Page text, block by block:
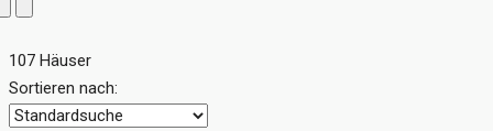
107 Häuser
Sortieren nach: